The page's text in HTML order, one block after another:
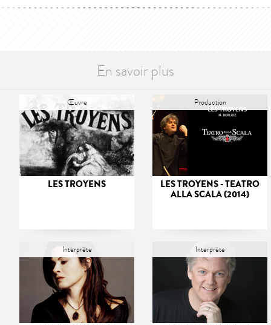
En savoir plus
Œuvre
LES TROYENS
Production
LES TROYENS - TEATRO
ALLA SCALA (2014)
Interprète Interprète